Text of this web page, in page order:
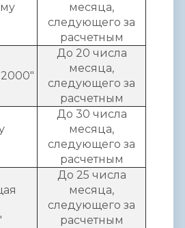
месяца,
следующего за
расчетным
До 20 числа
месяца,
следующего за
расчетным
До 30 числа
месяца,
следующего за
расчетным
До 25 числа
месяца,
следующего за
расчетным